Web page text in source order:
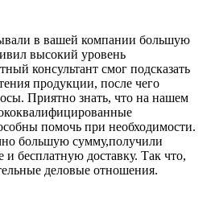
в вашей компании большую
высокий уровень
консультант смог подсказать
продукции, после чего
Приятно знать, что на нашем
помочь при необходимости.
большую сумму,получили
бесплатную доставку. Так что,
деловые отношения.